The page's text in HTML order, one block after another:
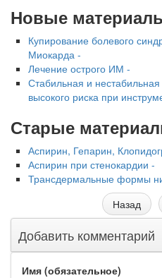
Новые
Купирование болевого
Миокарда -
Лечение острого ИМ -
Стабильная и
высокого риска при
Старые
Аспирин, Гепарин,
Аспирин при стенокардии -
Трансдермальные формы
Назад
Добавить комментарий
Имя (обязательное)